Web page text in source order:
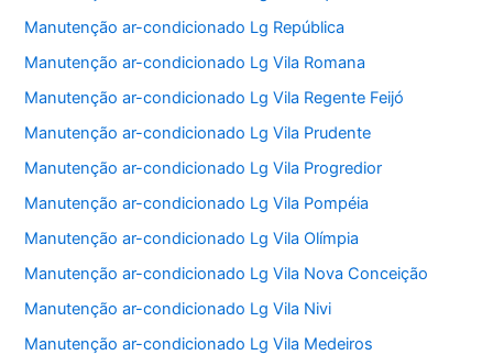
Manutenção ar-condicionado Lg República
Manutenção ar-condicionado Lg Vila Romana
Manutenção ar-condicionado Lg Vila Regente Feijó
Manutenção ar-condicionado Lg Vila Prudente
Manutenção ar-condicionado Lg Vila Progredior
Manutenção ar-condicionado Lg Vila Pompéia
Manutenção ar-condicionado Lg Vila Olímpia
Manutenção ar-condicionado Lg Vila Nova Conceição
Manutenção ar-condicionado Lg Vila Nivi
Manutenção ar-condicionado Lg Vila Medeiros